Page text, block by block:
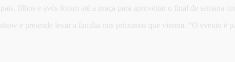
filhos e avós foram até a praça para aproveitar o final de semana
e pretende levar a família nos próximos que vierem. “O evento é